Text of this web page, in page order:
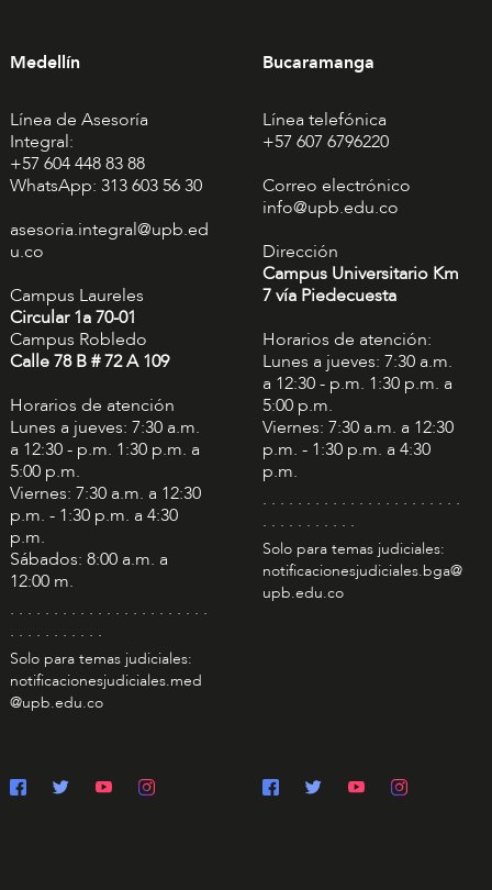
Medellín
Línea de Asesoría
Integral:
+57 604 448 83 88
WhatsApp: 313 603 56 30
asesoria.integral@upb.ed
u.co
Campus Laureles
Circular 1a 70-01
Campus Robledo
Calle 78 B # 72 A 109
Horarios de atención
Lunes a jueves: 7:30 a.m.
a 12:30 - p.m. 1:30 p.m. a
5:00 p.m.
Viernes: 7:30 a.m. a 12:30
p.m. - 1:30 p.m. a 4:30
p.m.
Sábados: 8:00 a.m. a
12:00 m.
. . . . . . . . . . . . . . . . . . . . . . .
. . . . . . . . . . .
Solo para temas judiciales:
notificacionesjudiciales.med
@upb.edu.co
Bucaramanga
Línea telefónica
+57 607 6796220
Correo electrónico
info@upb.edu.co
Dirección
Campus Universitario Km
7 vía Piedecuesta
Horarios de atención:
Lunes a jueves: 7:30 a.m.
a 12:30 - p.m. 1:30 p.m. a
5:00 p.m.
Viernes: 7:30 a.m. a 12:30
p.m. - 1:30 p.m. a 4:30
p.m.
. . . . . . . . . . . . . . . . . . . . . . .
. . . . . . . . . . .
Solo para temas judiciales:
notificacionesjudiciales.bga@
upb.edu.co